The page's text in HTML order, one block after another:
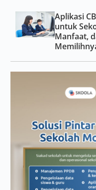
Aplikasi
untuk
Manfaat,